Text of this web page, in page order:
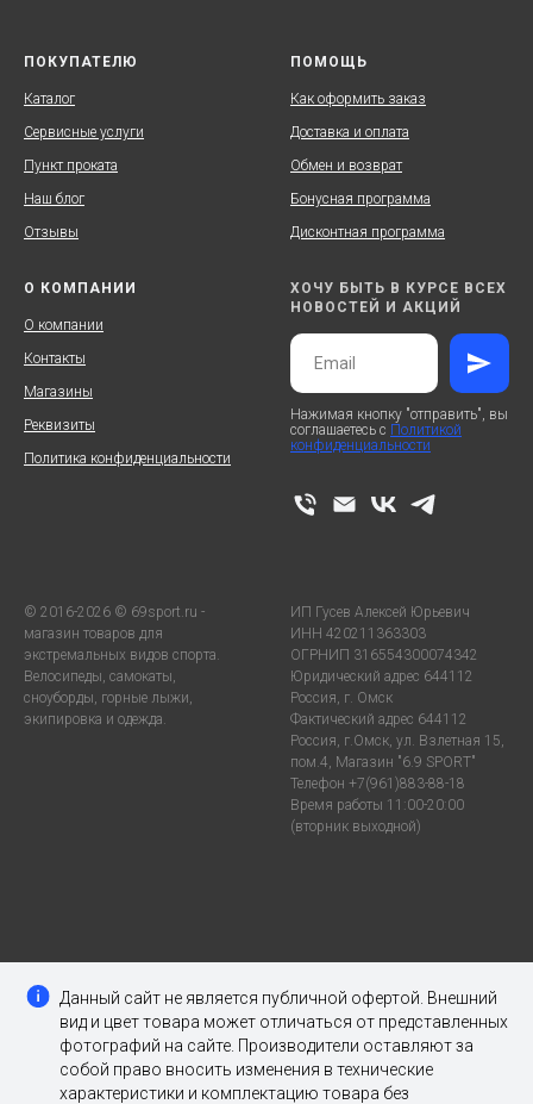
ПОКУПАТЕЛЮ
Каталог
Сервисные услуги
Пункт проката
Наш блог
Отзывы
ПОМОЩЬ
Как оформить заказ
Доставка и оплата
Обмен и возврат
Бонусная программа
Дисконтная программа
О КОМПАНИИ
О компании
Контакты
Магазины
Реквизиты
Политика конфиденциальности
ХОЧУ БЫТЬ В КУРСЕ ВСЕХ
НОВОСТЕЙ И АКЦИЙ
Нажимая кнопку "отправить", вы
соглашаетесь с Политикой
конфиденциальности
© 2016-2026 © 69sport.ru -
магазин товаров для
экстремальных видов спорта.
Велосипеды, самокаты,
сноуборды, горные лыжи,
экипировка и одежда.
ИП Гусев Алексей Юрьевич
ИНН 420211363303
ОГРНИП 316554300074342
Юридический адрес 644112
Россия, г. Омск
Фактический адрес 644112
Россия, г.Омск, ул. Взлетная 15,
пом.4, Магазин "6.9 SPORT"
Телефон +7(961)883-88-18
Время работы 11:00-20:00
(вторник выходной)
Данный сайт не является публичной офертой. Внешний
вид и цвет товара может отличаться от представленных
фотографий на сайте. Производители оставляют за
собой право вносить изменения в технические
характеристики и комплектацию товара без